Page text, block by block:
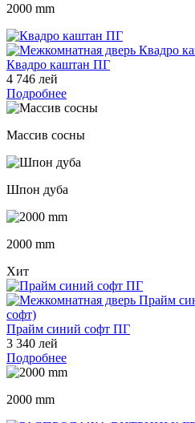
2000 mm
Квадро каштан ПГ
4 746 лей
Подробнее
Массив сосны
Шпон дуба
2000 mm
Хит
Прайм синий софт ПГ
3 340 лей
Подробнее
2000 mm